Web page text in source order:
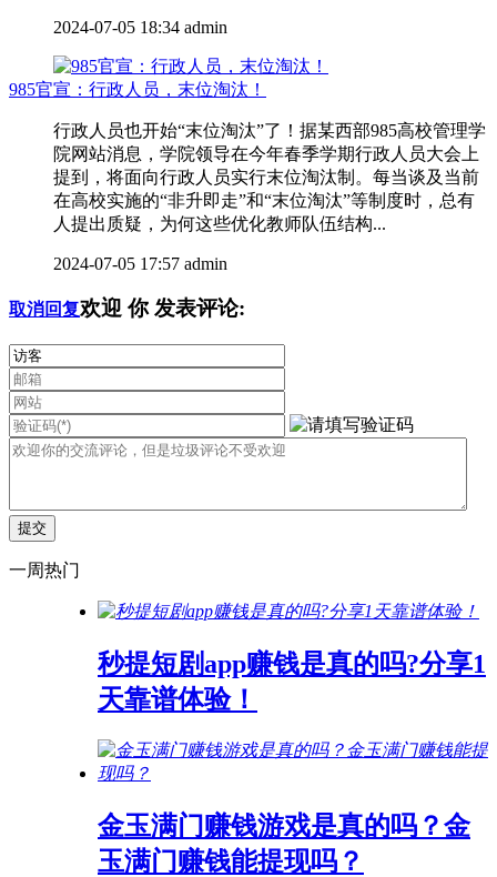
2024-07-05 18:34 admin
985官宣：行政人员，末位淘汰！
行政人员也开始“末位淘汰”了！据某西部985高校管理学
院网站消息，学院领导在今年春季学期行政人员大会上
提到，将面向行政人员实行末位淘汰制。每当谈及当前
在高校实施的“非升即走”和“末位淘汰”等制度时，总有
人提出质疑，为何这些优化教师队伍结构...
2024-07-05 17:57 admin
取消回复欢迎 你发表评论:
一周热门
秒提短剧app赚钱是真的吗?分享1
天靠谱体验！
金玉满门赚钱游戏是真的吗？金
玉满门赚钱能提现吗？